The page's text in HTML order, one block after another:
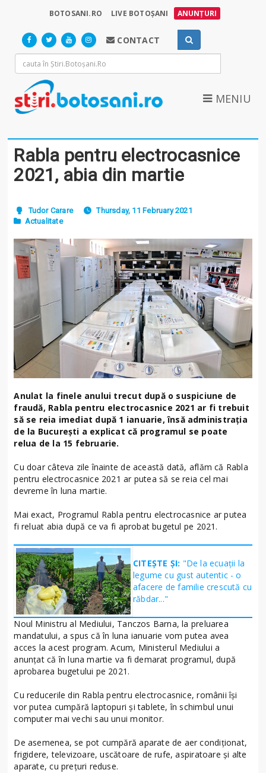
BOTOSANI.RO LIVE BOTOȘANI ANUNȚURI
CONTACT
MENIU
Rabla pentru electrocasnice
2021, abia din martie
Tudor Carare
Thursday, 11 February 2021
Actualitate
Anulat la finele anului trecut după o suspiciune de
fraudă, Rabla pentru electrocasnice 2021 ar fi trebuit
să se reia imediat după 1 ianuarie, însă administrația
de la București a explicat că programul se poate
relua de la 15 februarie.
Cu doar câteva zile înainte de această dată, aflăm că Rabla
pentru electrocasnice 2021 ar putea să se reia cel mai
devreme în luna martie.
Mai exact, Programul Rabla pentru electrocasnice ar putea
fi reluat abia după ce va fi aprobat bugetul pe 2021.
CITEȘTE ȘI: "De la ecuații la
legume cu gust autentic - o
afacere de familie crescută cu
răbdar..."
Noul Ministru al Mediului, Tanczos Barna, la preluarea
mandatului, a spus că în luna ianuarie vom putea avea
acces la acest program. Acum, Ministerul Mediului a
anunțat că în luna martie va fi demarat programul, după
aprobarea bugetului pe 2021.
Cu reducerile din Rabla pentru electrocasnice, românii își
vor putea cumpără laptopuri și tablete, în schimbul unui
computer mai vechi sau unui monitor.
De asemenea, se pot cumpără aparate de aer condiționat,
frigidere, televizoare, uscătoare de rufe, aspiratoare și alte
aparate, cu prețuri reduse.